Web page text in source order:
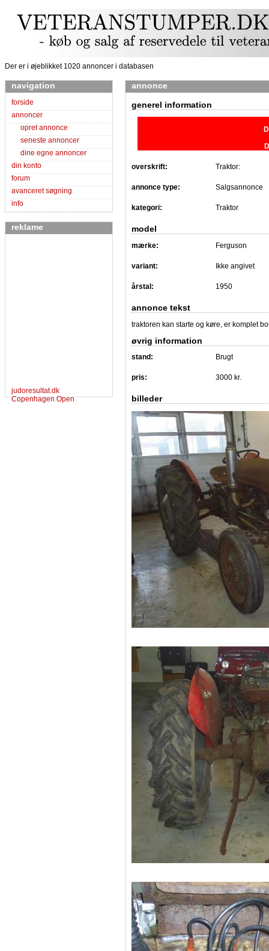
Der er i øjeblikket 1020 annoncer i databasen
navigation
forside
annoncer
opret annonce
seneste annoncer
dine egne annoncer
din konto
forum
avanceret søgning
info
reklame
judoresultat.dk
Copenhagen Open
annonce
generel information
overskrift: Traktor:
annonce type: Salgsannonce
kategori: Traktor
model
mærke: Ferguson
variant: Ikke angivet
årstal: 1950
annonce tekst
traktoren kan starte og køre, er komplet
øvrig information
stand: Brugt
pris: 3000 kr.
billeder